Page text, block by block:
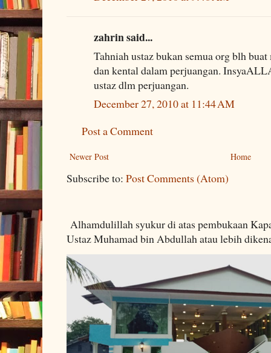
zahrin said...
Tahniah ustaz bukan semua org blh
dan kental dalam perjuangan.
ustaz dlm perjuangan.
December 27, 2010 at 11:44 AM
Post a Comment
Newer Post Home
Subscribe to: Post Comments (Atom)
Alhamdulillah syukur di atas pembukaan
Ustaz Muhamad bin Abdullah atau lebih